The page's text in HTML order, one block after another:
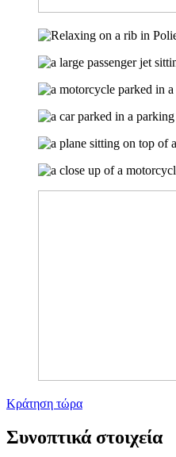
Κράτηση τώρα
Συνοπτικά στοιχεία